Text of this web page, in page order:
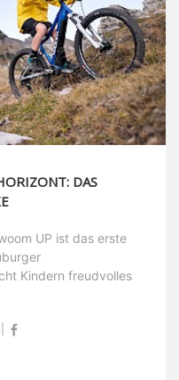
DAS
UP ist das erste
Kindern freudvolles